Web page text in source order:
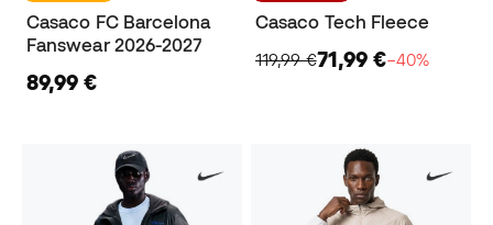
Casaco FC Barcelona
Fanswear 2026-2027
89,99 €
Casaco Tech Fleece
119,99 €71,99 €−40%